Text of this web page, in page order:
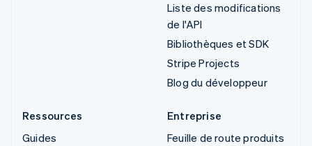
Liste des modifications
de l'API
Bibliothèques et SDK
Stripe Projects
Blog du développeur
Ressources
Guides
Entreprise
Feuille de route produits